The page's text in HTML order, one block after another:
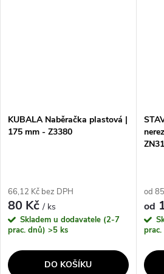
KUBALA Naběračka plastová |
175 mm - Z3380
66,12 Kč bez DPH
80 Kč/ ks
Skladem u dodavatele (2-7
prac. dnů) >5 ks
DO KOŠÍKU
od
od